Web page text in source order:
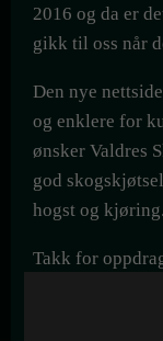
2016 og da er
gikk til oss når
Den nye
og enklere for
ønsker Valdres
god
hogst og kjøring.
Takk for